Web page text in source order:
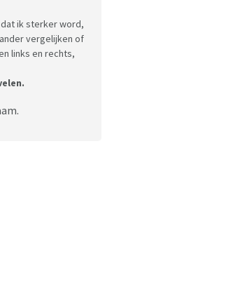
ik sterker word,
vergelijken of
links en rechts,